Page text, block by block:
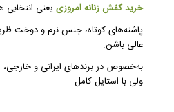
خرید کفش زنانه امروزییعنی
پاشنه‌های کوتاه، جنس نرم و دوخت
عالی باشن.
به‌خصوص در برندهای ایرانی و
ولی با استایل کامل.